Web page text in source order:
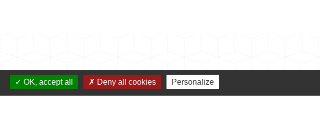
OK, accept all Deny all cookies Personalize